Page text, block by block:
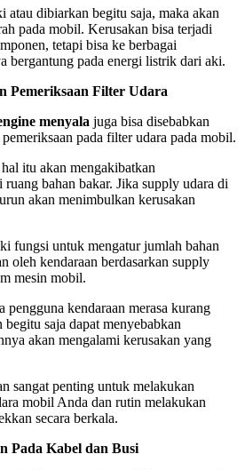
atau dibiarkan begitu saja, maka akan
pada mobil. Kerusakan bisa terjadi
tetapi bisa ke berbagai
bergantung pada energi listrik dari aki.
Pemeriksaan Filter Udara
menyala juga bisa disebabkan
pada filter udara pada mobil.
itu akan mengakibatkan
ruang bahan bakar. Jika supply udara di
akan menimbulkan kerusakan
fungsi untuk mengatur jumlah bahan
oleh kendaraan berdasarkan supply
mesin mobil.
pengguna kendaraan merasa kurang
saja dapat menyebabkan
akan mengalami kerusakan yang
sangat penting untuk melakukan
mobil Anda dan rutin melakukan
secara berkala.
Pada Kabel dan Busi